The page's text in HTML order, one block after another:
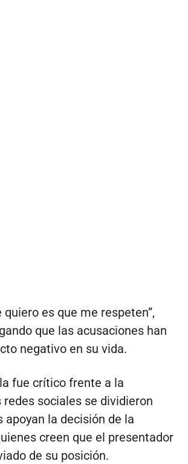
quiero es que me respeten”,
que las acusaciones han
negativo en su vida.
fue crítico frente a la
redes sociales se dividieron
apoyan la decisión de la
creen que el presentador
de su posición.